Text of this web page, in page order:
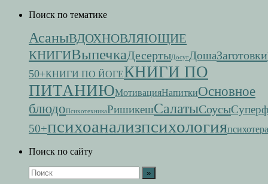
Поиск по тематике
АсаныВДОХНОВЛЯЮЩИЕ
КНИГИВыпечкаДесертыДосугДошаЗаготовки
50+КНИГИ ПО ЙОГЕКНИГИ ПО
ПИТАНИЮМотивацияНапиткиОсновное
блюдоПсихотехникаРишикешСалатыСоусы
50+психоанализпсихология
Поиск по сайту